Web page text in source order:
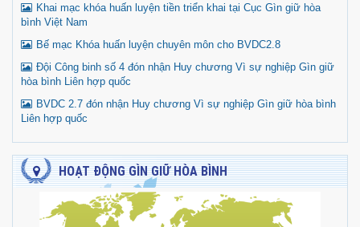
Khai mạc khóa huấn luyện tiền triển khai tại Cục Gìn giữ hòa
bình Việt Nam
Bế mạc Khóa huấn luyện chuyên môn cho BVDC2.8
Đội Công binh số 4 đón nhận Huy chương Vì sự nghiệp Gìn giữ
hòa bình Liên hợp quốc
BVDC 2.7 đón nhận Huy chương Vì sự nghiệp Gìn giữ hòa bình
Liên hợp quốc
HOẠT ĐỘNG GÌN GIỮ HÒA BÌNH